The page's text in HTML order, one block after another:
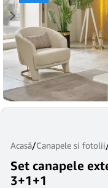
Acasă/Canapele si fotolii
Set canapele
3+1+1